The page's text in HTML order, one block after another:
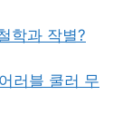
학과 작별?
러블 쿨러 무